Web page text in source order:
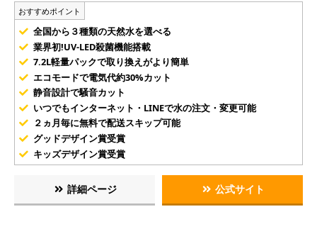
おすすめポイント
全国から３種類の天然水を選べる
業界初!UV-LED殺菌機能搭載
7.2L軽量パックで取り換えがより簡単
エコモードで電気代約30%カット
静音設計で騒音カット
いつでもインターネット・LINEで水の注文・変更可能
２ヵ月毎に無料で配送スキップ可能
グッドデザイン賞受賞
キッズデザイン賞受賞
詳細ページ 公式サイト